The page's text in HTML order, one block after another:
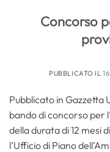
Concorso
PUBBLICATO IL
Pubblicato in Gazzetta
bando di concorso per
della durata di 12 mesi di
l’Ufficio di Piano